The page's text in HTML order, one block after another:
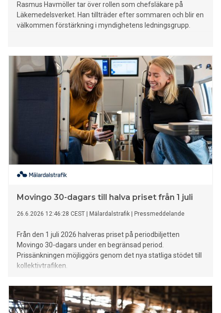
Rasmus Havmöller tar över rollen som chefsläkare på
Läkemedelsverket. Han tillträder efter sommaren och blir en
välkommen förstärkning i myndighetens ledningsgrupp.
Movingo 30-dagars till halva priset från 1 juli
26.6.2026 12:46:28 CEST Mälardalstrafik Pressmeddelande
Från den 1 juli 2026 halveras priset på periodbiljetten
Movingo 30-dagars under en begränsad period.
Prissänkningen möjliggörs genom det nya statliga stödet till
kollektivtrafiken.